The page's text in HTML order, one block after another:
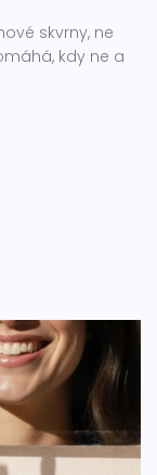
skvrny, ne
kdy ne a